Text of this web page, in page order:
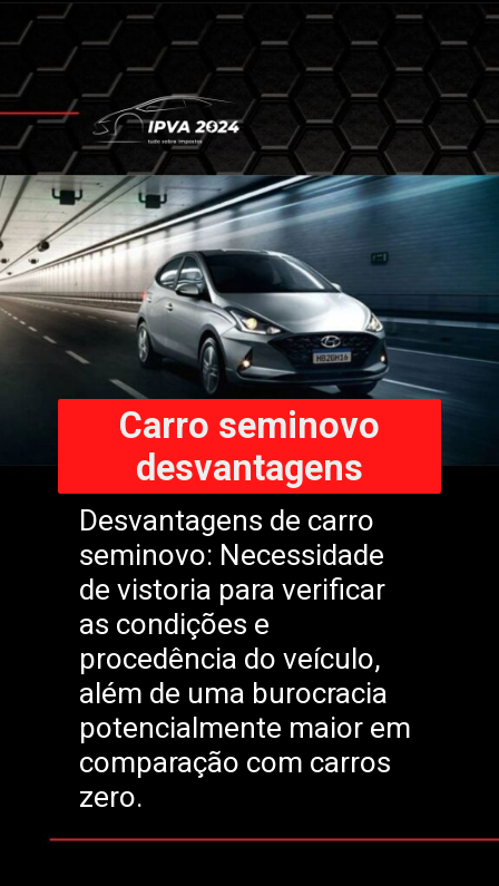
Desvantagens de carro
seminovo: Necessidade
de vistoria para verificar
as condições e
procedência do veículo,
além de uma burocracia
potencialmente maior em
comparação com carros
zero.
Carro seminovo
desvantagens